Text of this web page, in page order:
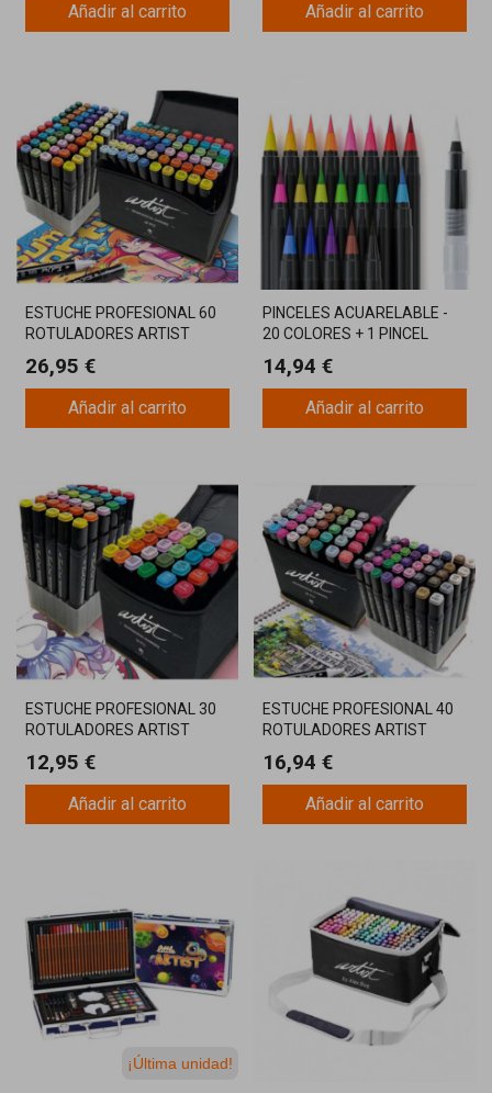
Añadir al carrito Añadir al carrito
ESTUCHE PROFESIONAL 60
ROTULADORES ARTIST
26,95 €
Añadir al carrito
PINCELES ACUARELABLE -
20 COLORES + 1 PINCEL
14,94 €
Añadir al carrito
ESTUCHE PROFESIONAL 30
ROTULADORES ARTIST
12,95 €
Añadir al carrito
ESTUCHE PROFESIONAL 40
ROTULADORES ARTIST
16,94 €
Añadir al carrito
¡Última unidad!